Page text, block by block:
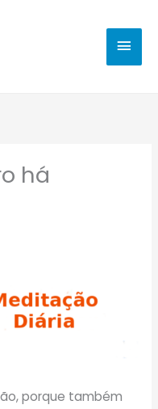
há
porque também